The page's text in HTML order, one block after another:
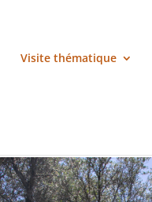
Visite thématique